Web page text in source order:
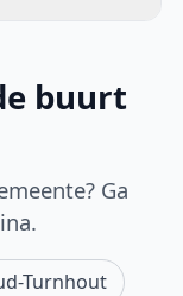
buurt
Ga
Turnhout